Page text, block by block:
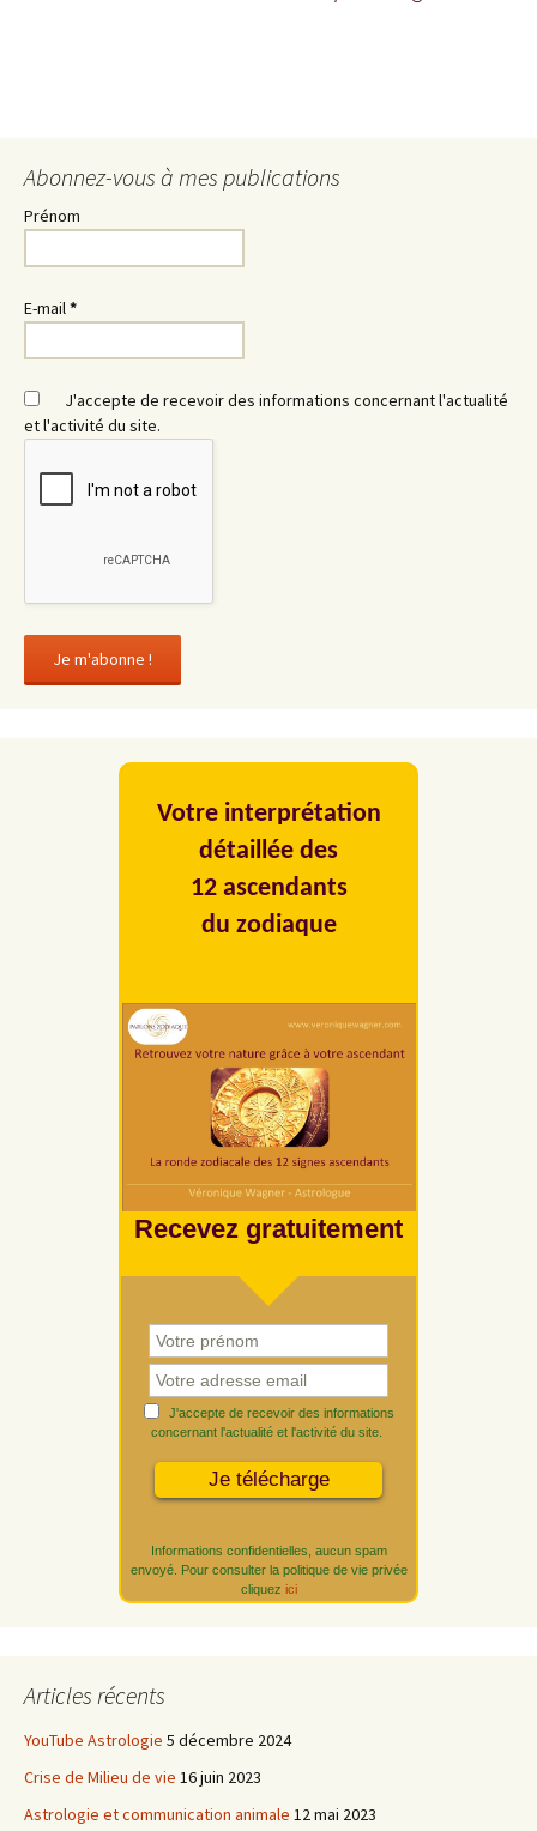
Abonnez-vous à mes publications
Prénom
E-mail*
J'accepte de recevoir des informations concernant l'actualité
et l'activité du site.
Votre interprétation
détaillée des
12 ascendants
du zodiaque
Recevez gratuitement
J'accepte de recevoir des informations
concernant l'actualité et l'activité du site.
Informations confidentielles, aucun spam
envoyé. Pour consulter la politique de vie privée
cliquez ici
Articles récents
YouTube Astrologie 5 décembre 2024
Crise de Milieu de vie 16 juin 2023
Astrologie et communication animale 12 mai 2023